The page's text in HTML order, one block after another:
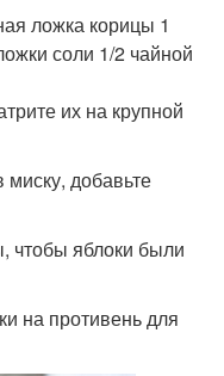
ложка корицы 1
соли 1/2 чайной
их на крупной
добавьте
чтобы яблоки были
на противень для